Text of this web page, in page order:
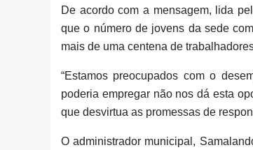
De acordo com a mensagem, lida
que o número de jovens da sede
mais de uma centena de
“Estamos preocupados com o
poderia empregar não nos dá esta
que desvirtua as promessas de
O administrador municipal,